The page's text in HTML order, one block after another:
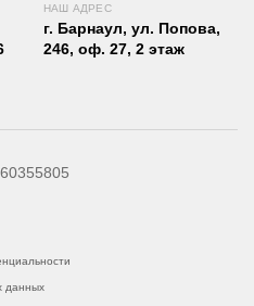
НАШ АДРЕС
г. Барнаул, ул. Попова,
246, оф. 27, 2 этаж
данных